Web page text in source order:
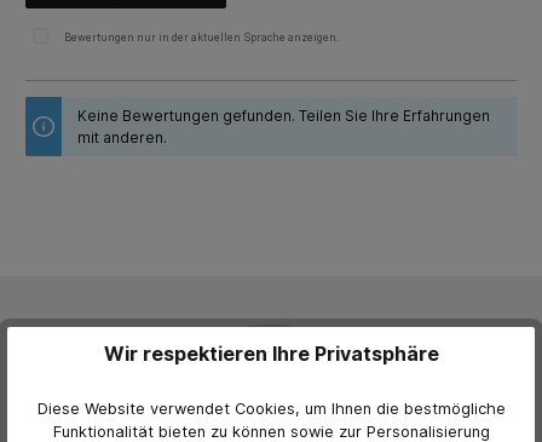
Bewertungen nur in der aktuellen Sprache anzeigen.
Keine Bewertungen gefunden. Teilen Sie Ihre Erfahrungen
mit anderen.
Wir respektieren Ihre Privatsphäre
Diese Website verwendet Cookies, um Ihnen die bestmögliche
Funktionalität bieten zu können sowie zur Personalisierung